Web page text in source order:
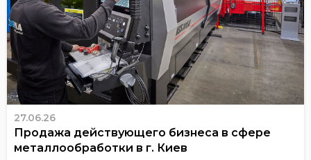
27.06.26
Продажа действующего бизнеса в сфере
металлообработки в г. Киев